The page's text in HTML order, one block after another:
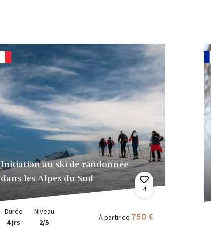
Initiation au ski de randonnée
dans les Alpes du Sud
4
Durée
4 jrs
Niveau
2/5
À partir de 750 €